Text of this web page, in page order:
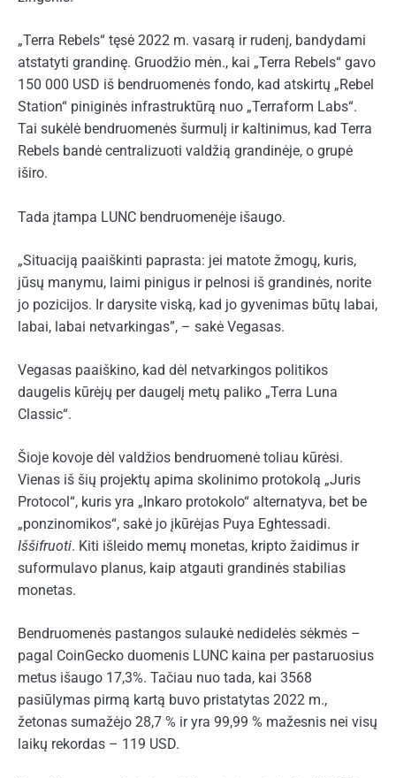
„Terra Rebels“ tęsė 2022 m. vasarą ir rudenį, bandydami
atstatyti grandinę. Gruodžio mėn., kai „Terra Rebels“ gavo
150 000 USD iš bendruomenės fondo, kad atskirtų „Rebel
Station“ piniginės infrastruktūrą nuo „Terraform Labs“.
Tai sukėlė bendruomenės šurmulį ir kaltinimus, kad Terra
Rebels bandė centralizuoti valdžią grandinėje, o grupė
iširo.
Tada įtampa LUNC bendruomenėje išaugo.
„Situaciją paaiškinti paprasta: jei matote žmogų, kuris,
jūsų manymu, laimi pinigus ir pelnosi iš grandinės, norite
jo pozicijos. Ir darysite viską, kad jo gyvenimas būtų labai,
labai, labai netvarkingas”, – sakė Vegasas.
Vegasas paaiškino, kad dėl netvarkingos politikos
daugelis kūrėjų per daugelį metų paliko „Terra Luna
Classic“.
Šioje kovoje dėl valdžios bendruomenė toliau kūrėsi.
Vienas iš šių projektų apima skolinimo protokolą „Juris
Protocol“, kuris yra „Inkaro protokolo“ alternatyva, bet be
„ponzinomikos“, sakė jo įkūrėjas Puya Eghtessadi.
Iššifruoti. Kiti išleido memų monetas, kripto žaidimus ir
suformulavo planus, kaip atgauti grandinės stabilias
monetas.
Bendruomenės pastangos sulaukė nedidelės sėkmės –
pagal CoinGecko duomenis LUNC kaina per pastaruosius
metus išaugo 17,3%. Tačiau nuo tada, kai 3568
pasiūlymas pirmą kartą buvo pristatytas 2022 m.,
žetonas sumažėjo 28,7 % ir yra 99,99 % mažesnis nei visų
laikų rekordas – 119 USD.